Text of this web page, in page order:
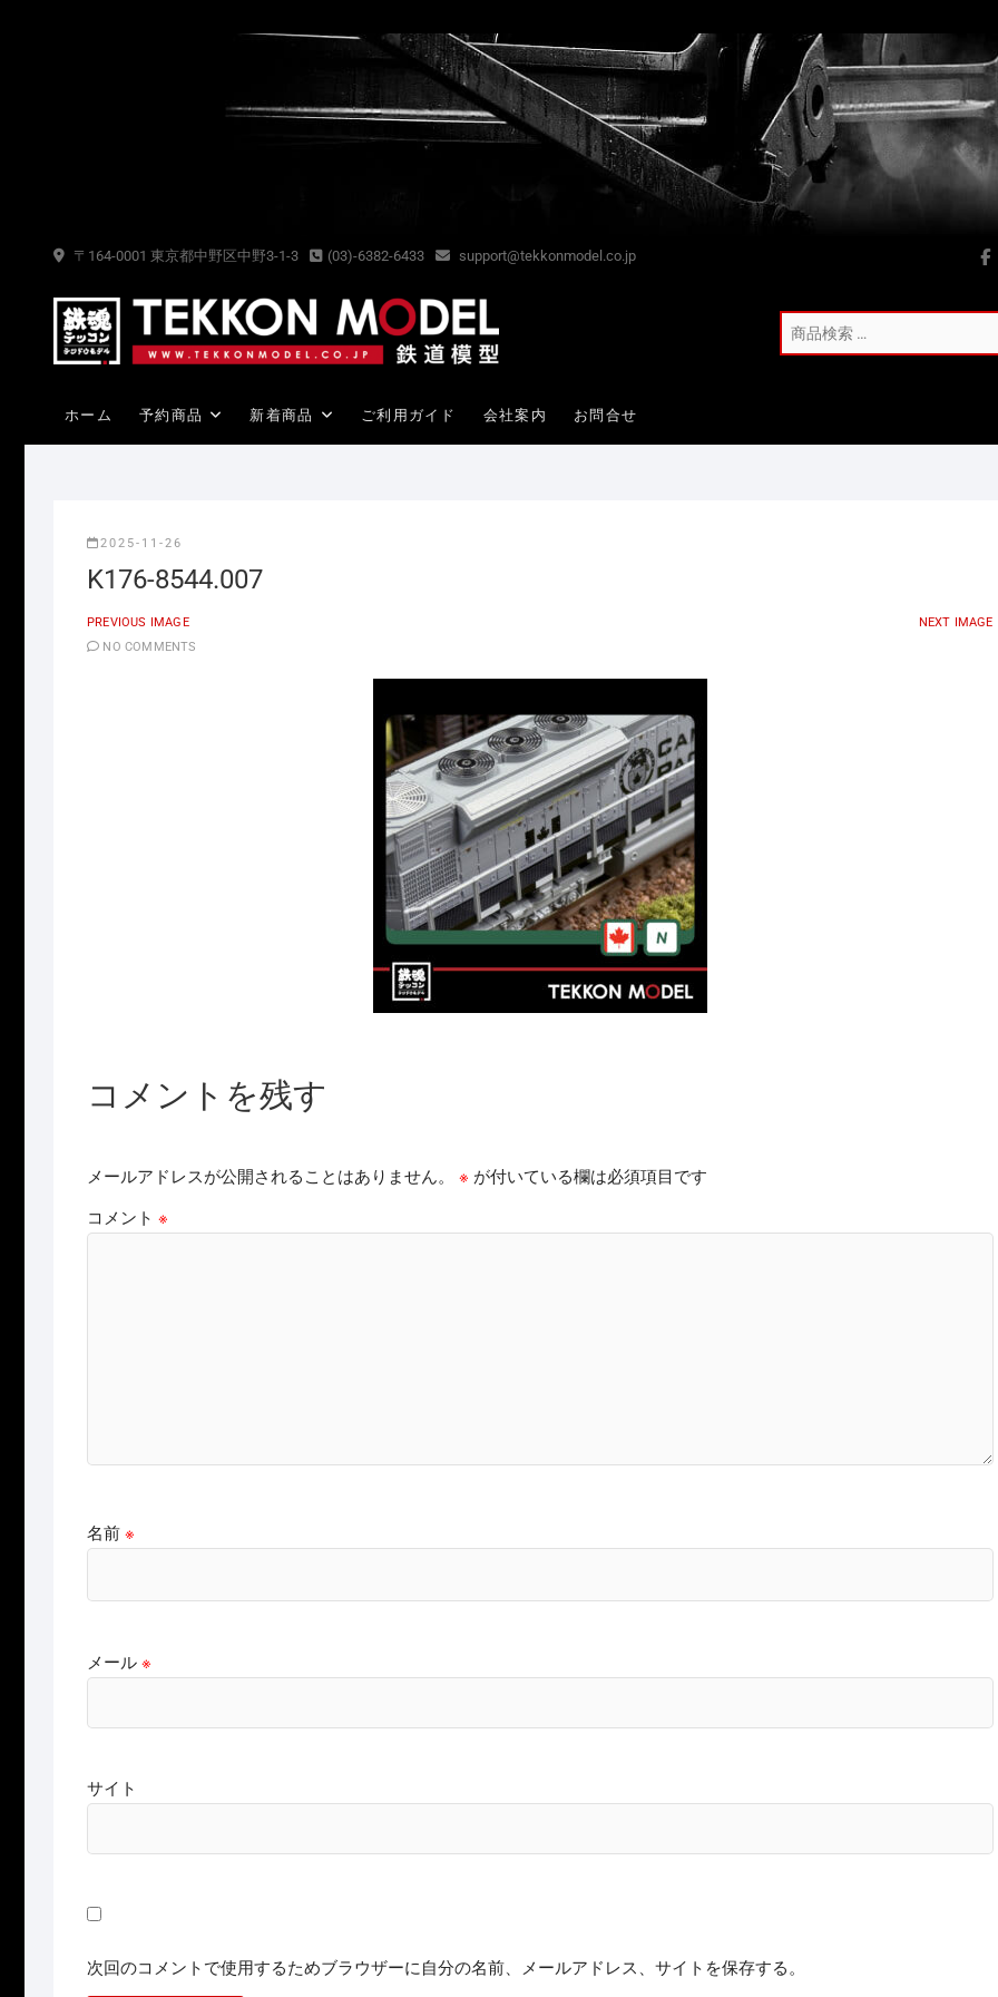
〒164-0001 東京都中野区中野3-1-3 (03)-6382-6433 support@tekkonmodel.co.jp
ホーム 予約商品 新着商品 ご利用ガイド 会社案内 お問合せ
2025-11-26
K176-8544.007
PREVIOUS IMAGE
NEXT IMAGE
NO COMMENTS
コメントを残す
メールアドレスが公開されることはありません。 ※ が付いている欄は必須項目です
コメント ※
名前 ※
メール ※
サイト
次回のコメントで使用するためブラウザーに自分の名前、メールアドレス、サイトを保存する。